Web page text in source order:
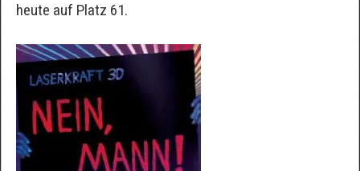
heute auf Platz 61.